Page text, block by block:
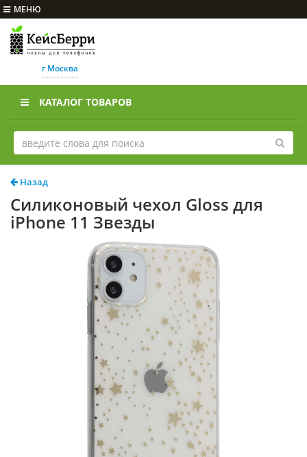
МЕНЮ
г Москва
КАТАЛОГ ТОВАРОВ
Назад
Силиконовый чехол Gloss для
iPhone 11 Звезды